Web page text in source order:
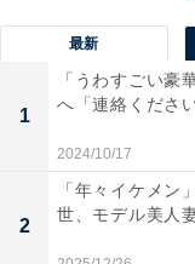
最新
1
「うわすごい豪
へ「連絡くださ
2024/10/17
2
「年々イケメン
世、モデル美人